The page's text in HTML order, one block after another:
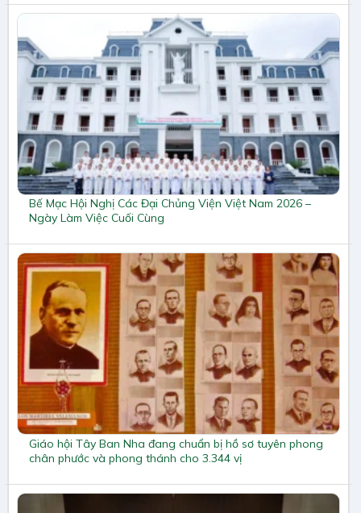
Bế Mạc Hội Nghị Các Đại Chủng Viện Việt Nam 2026 –
Ngày Làm Việc Cuối Cùng
Giáo hội Tây Ban Nha đang chuẩn bị hồ sơ tuyên phong
chân phước và phong thánh cho 3.344 vị